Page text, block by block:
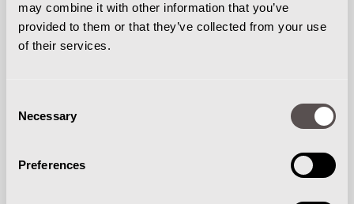
may combine it with other information that you’ve
provided to them or that they’ve collected from your use
of their services.
Selection
Necessary
Preferences
Reparaties van interne transportmiddelen
worden met zorg uitgevoerd door onze